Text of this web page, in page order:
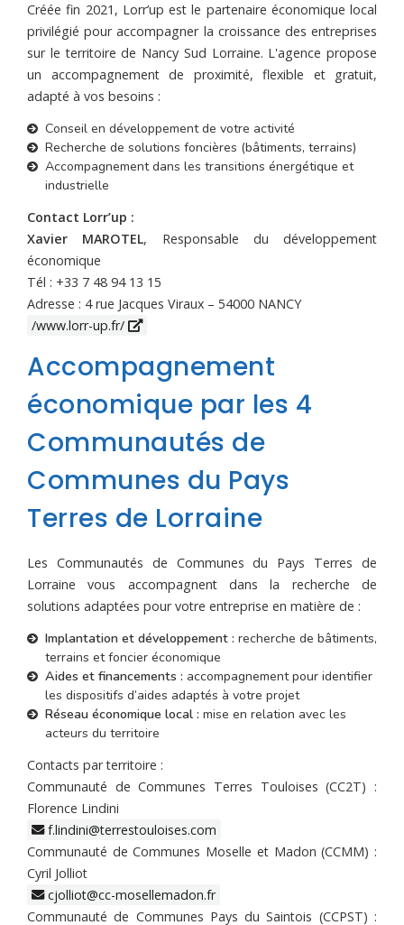
Créée fin 2021, Lorr’up est le partenaire économique local
privilégié pour accompagner la croissance des entreprises
sur le territoire de Nancy Sud Lorraine. L'agence propose
un accompagnement de proximité, flexible et gratuit,
adapté à vos besoins :
Conseil en développement de votre activité
Recherche de solutions foncières (bâtiments, terrains)
Accompagnement dans les transitions énergétique et
industrielle
Contact Lorr’up :
Xavier MAROTEL, Responsable du développement
économique
Tél : +33 7 48 94 13 15
Adresse : 4 rue Jacques Viraux – 54000 NANCY
/www.lorr-up.fr/
Accompagnement
économique par les 4
Communautés de
Communes du Pays
Terres de Lorraine
Les Communautés de Communes du Pays Terres de
Lorraine vous accompagnent dans la recherche de
solutions adaptées pour votre entreprise en matière de :
Implantation et développement : recherche de bâtiments,
terrains et foncier économique
Aides et financements : accompagnement pour identifier
les dispositifs d’aides adaptés à votre projet
Réseau économique local : mise en relation avec les
acteurs du territoire
Contacts par territoire :
Communauté de Communes Terres Touloises (CC2T) :
Florence Lindini
f.lindini@terrestouloises.com
Communauté de Communes Moselle et Madon (CCMM) :
Cyril Jolliot
cjolliot@cc-mosellemadon.fr
Communauté de Communes Pays du Saintois (CCPST) :